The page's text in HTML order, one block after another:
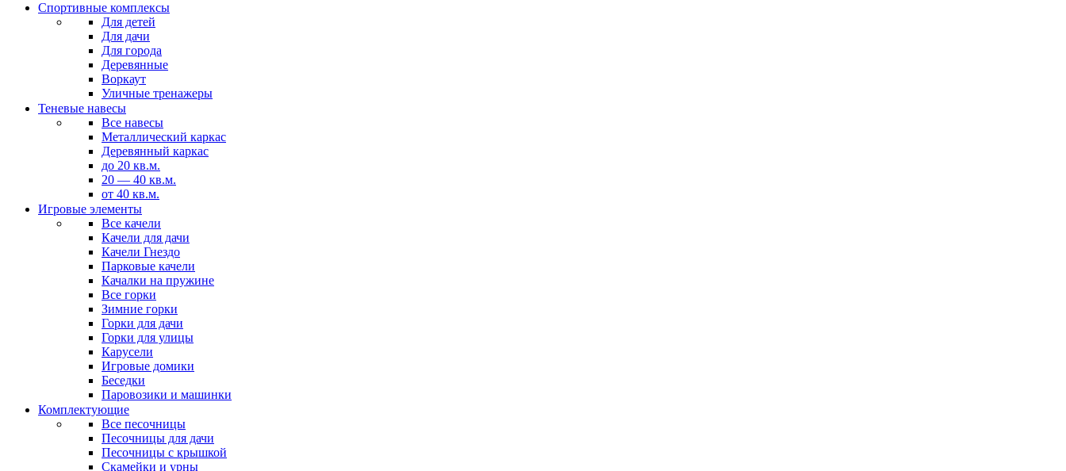
Спортивные комплексы
Для детей
Для дачи
Для города
Деревянные
Воркаут
Уличные тренажеры
Теневые навесы
Все навесы
Металлический каркас
Деревянный каркас
до 20 кв.м.
20 — 40 кв.м.
от 40 кв.м.
Игровые элементы
Все качели
Качели для дачи
Качели Гнездо
Парковые качели
Качалки на пружине
Все горки
Зимние горки
Горки для дачи
Горки для улицы
Карусели
Игровые домики
Беседки
Паровозики и машинки
Комплектующие
Все песочницы
Песочницы для дачи
Песочницы с крышкой
Скамейки и урны